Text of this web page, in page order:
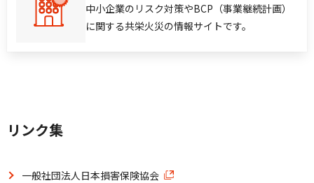
中小企業のリスク対策やBCP（事業継続計画）
に関する共栄火災の情報サイトです。
リンク集
一般社団法人日本損害保険協会